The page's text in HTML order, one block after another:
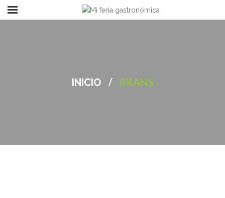
INICIO / BRANS